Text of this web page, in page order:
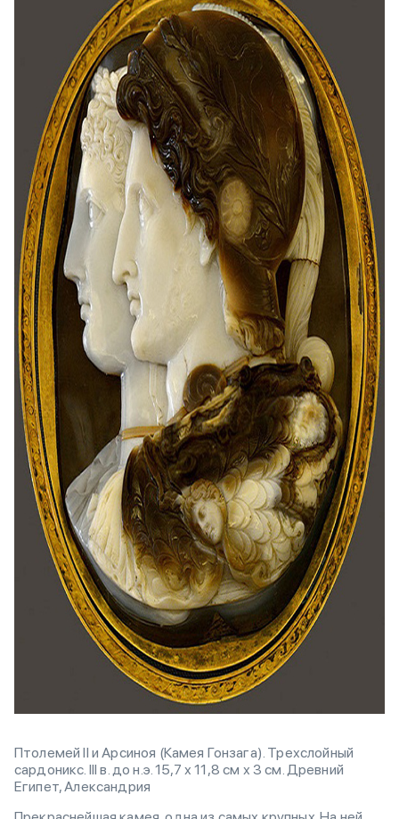
Птолемей II и Арсиноя (Камея Гонзага). Трехслойный
сардоникс. III в. до н.э. 15,7 х 11,8 см х 3 см. Древний
Египет, Александрия